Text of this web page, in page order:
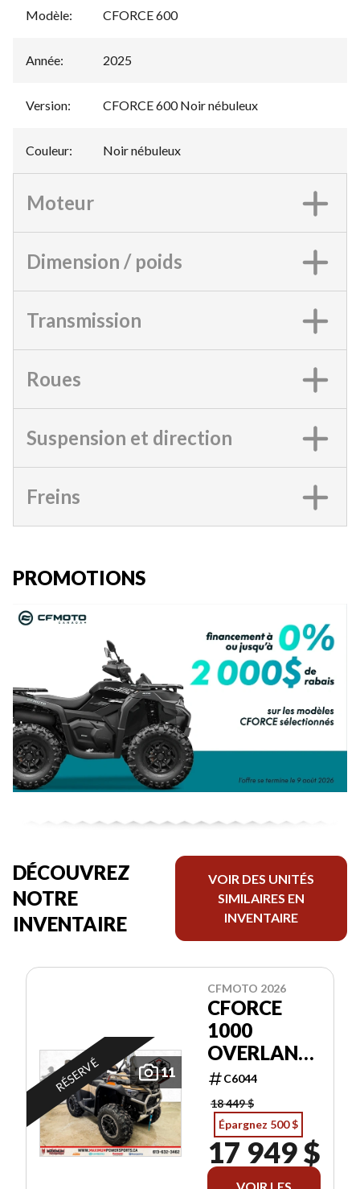
Modèle: CFORCE 600
Année: 2025
Version: CFORCE 600 Noir nébuleux
Couleur: Noir nébuleux
Moteur
Dimension / poids
Transmission
Roues
Suspension et direction
Freins
PROMOTIONS
DÉCOUVREZ
NOTRE
INVENTAIRE
VOIR DES UNITÉS
SIMILAIRES EN
INVENTAIRE
11
RÉSERVÉ
CFMOTO 2026
CFORCE
1000
OVERLAND
EPSC6044
18 449 $
Épargnez 500 $
17 949 $